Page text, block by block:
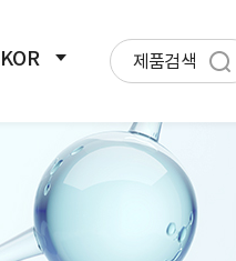
KOR
제품검색